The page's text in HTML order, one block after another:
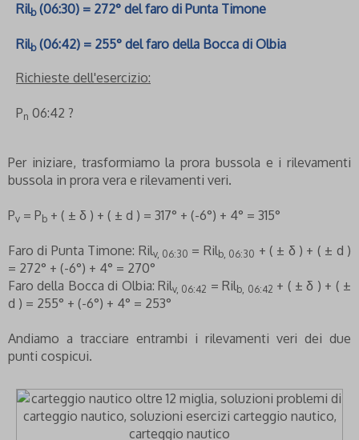
Rilb(06:30) = 272° del faro di Punta Timone
Rilb(06:42) = 255° del faro della Bocca di Olbia
Richieste dell'esercizio:
Pn 06:42 ?
Per iniziare, trasformiamo la prora bussola e i rilevamenti
bussola in prora vera e rilevamenti veri.
Pv = P b + ( ± δ ) + ( ± d ) = 317° + (-6°) + 4° = 315°
Faro di Punta Timone: Rilv, 06:30 = Rilb, 06:30 + ( ± δ ) + ( ± d )
= 272° + (-6°) + 4° = 270°
Faro della Bocca di Olbia: Rilv, 06:42 = Rilb, 06:42 + ( ± δ ) + ( ±
d ) = 255° + (-6°) + 4° = 253°
Andiamo a tracciare entrambi i rilevamenti veri dei due
punti cospicui.